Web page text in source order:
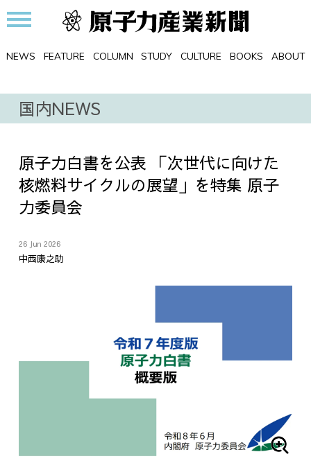
NEWS FEATURE COLUMN STUDY CULTURE BOOKS ABOUT
国内NEWS
原子力白書を公表 「次世代に向けた
核燃料サイクルの展望」を特集 原子
力委員会
26 Jun 2026
中西康之助